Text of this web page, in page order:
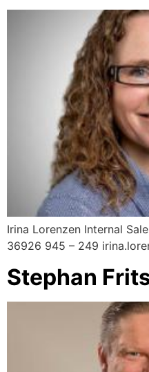
Irina Lorenzen Internal
36926 945 – 249
Stephan